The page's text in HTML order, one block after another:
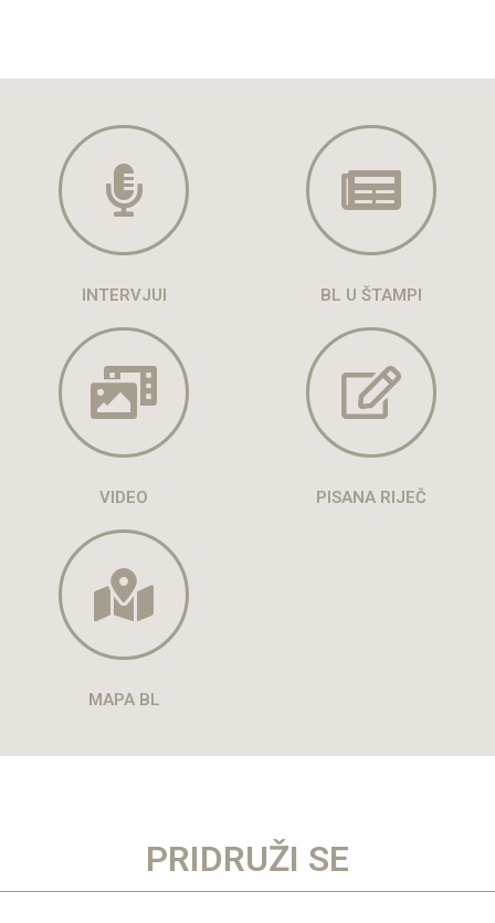
INTERVJUI BL U ŠTAMPI
VIDEO PISANA RIJEČ
MAPA BL
PRIDRUŽI SE